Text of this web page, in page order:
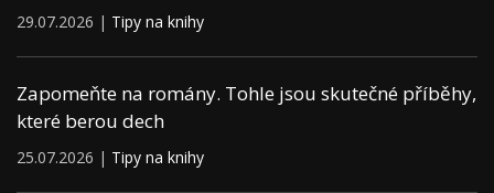
29.07.2026 | Tipy na knihy
Zapomeňte na romány. Tohle jsou skutečné příběhy,
které berou dech
25.07.2026 | Tipy na knihy